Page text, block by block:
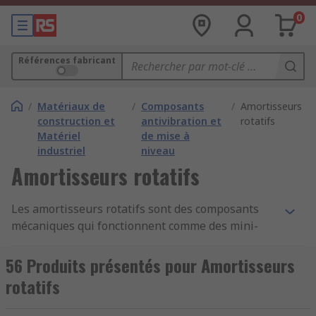
0
Références fabricant
/ Matériaux de
construction et
Matériel
industriel
/ Composants
antivibration et
de mise à
niveau
/ Amortisseurs
rotatifs
Amortisseurs rotatifs
Les amortisseurs rotatifs sont des composants
mécaniques qui fonctionnent comme des mini-
mouvements de pièces mobiles de machines. Ils
permettent l'ouverture et la fermeture contrôlées
des rabats, capuchons, couvercles et capots de
56 Produits présentés pour Amortisseurs
rotatifs